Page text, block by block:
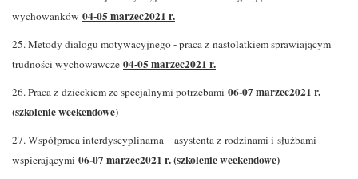
wychowanków 04-05 marzec2021 r.
25. Metody dialogu motywacyjnego - praca z nastolatkiem sprawiającym
trudności wychowawcze 04-05 marzec2021 r.
26. Praca z dzieckiem ze specjalnymi potrzebami 06-07 marzec2021 r.
(szkolenie weekendowe)
27. Współpraca interdyscyplinarna – asystenta z rodzinami i służbami
wspierającymi 06-07 marzec2021 r. (szkolenie weekendowe)